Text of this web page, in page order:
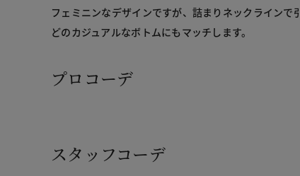
フェミニンなデザインですが、詰まりネックラインで
どのカジュアルなボトムにもマッチします。
プロコーデ
スタッフコーデ